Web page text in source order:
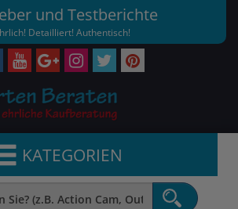
und Testberichte
Detailliert! Authentisch!
KATEGORIEN